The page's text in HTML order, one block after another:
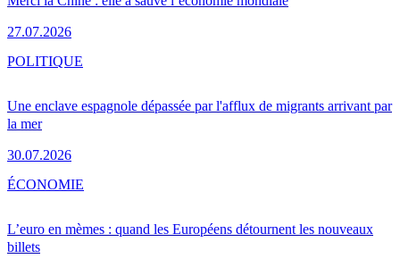
27.07.2026
Une enclave espagnole dépassée par l'afflux de migrants arrivant par
la mer
30.07.2026
POLITIQUE
L’euro en mèmes : quand les Européens détournent les nouveaux
billets
ÉCONOMIE